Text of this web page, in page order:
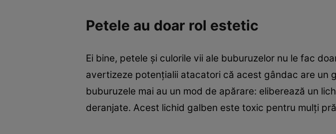
Petele au doar rol estetic
Ei bine, petele şi culorile vii ale buburuzelor nu le fac
avertizeze potenţialii atacatori că acest gândac are un
buburuzele mai au un mod de apărare: eliberează un
deranjate. Acest lichid galben este toxic pentru mulţi